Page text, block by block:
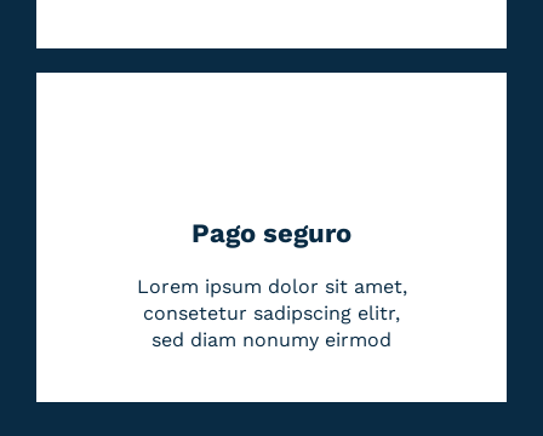
Pago seguro
Lorem ipsum dolor sit amet,
consetetur sadipscing elitr,
sed diam nonumy eirmod